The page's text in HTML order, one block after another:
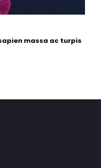
massa ac turpis